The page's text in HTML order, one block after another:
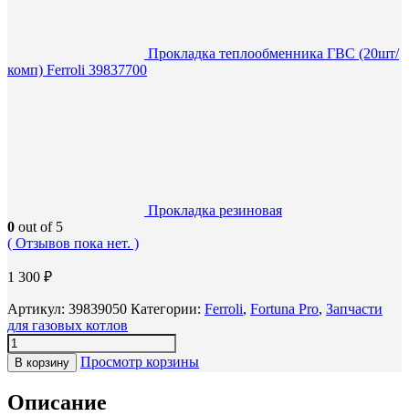
Прокладка теплообменника ГВС (20шт/
комп) Ferroli 39837700
Прокладка резиновая
0 out of 5
( Отзывов пока нет. )
1 300 ₽
Артикул: 39839050 Категории: Ferroli, Fortuna Pro, Запчасти
для газовых котлов
В корзину Просмотр корзины
Описание